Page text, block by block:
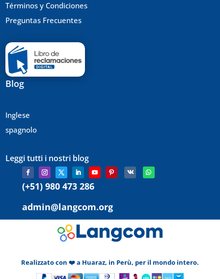
Términos y Condiciones
Preguntas Frecuentes
Blog
Inglese
spagnolo
Leggi tutti i nostri blog
(+51) 980 473 286
admin@langcom.org
Realizzato con ❤️ a Huaraz, in Perù, per il mondo intero.